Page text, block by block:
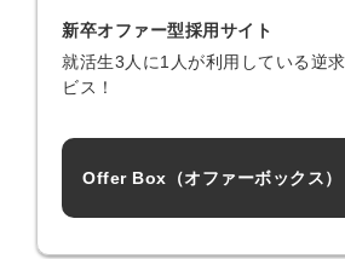
新卒オファー型採用サイト
就活生3人に1人が利用している逆
ビス！
Offer Box（オファーボックス）